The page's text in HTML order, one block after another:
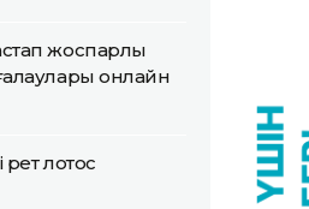
жоспарлы
онлайн
рет лотос